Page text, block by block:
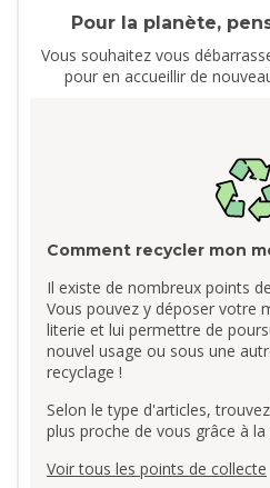
Pour la planète,
Vous souhaitez vous
pour en accueillir de
Comment recycler mon
Il existe de nombreux points
Vous pouvez y déposer votre
literie et lui permettre de
nouvel usage ou sous une
recyclage !
Selon le type d'articles,
plus proche de vous grâce à
Voir tous les points de collecte